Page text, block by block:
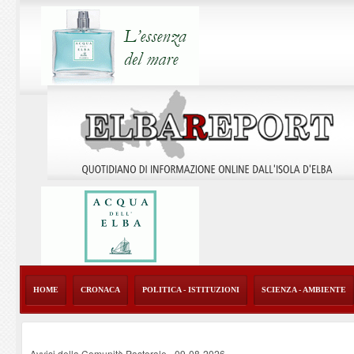
HOME CRONACA POLITICA - ISTITUZIONI SCIENZA - AMBIENTE